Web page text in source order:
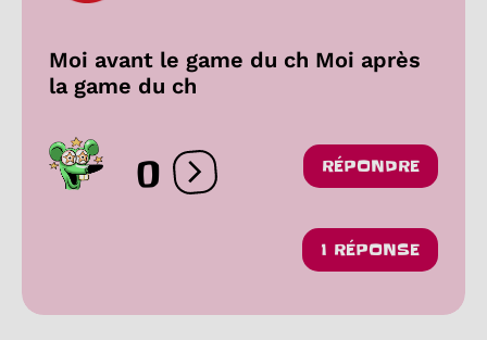
Moi avant le game du ch Moi après
la game du ch
0 Ouvrir les réactions
RÉPONDRE
1 RÉPONSE